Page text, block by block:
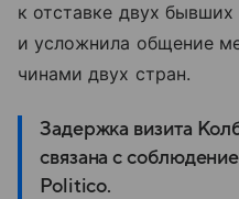
к отставке двух
и усложнила общение
чинами двух стран.
Задержка визита
связана с
Politico.